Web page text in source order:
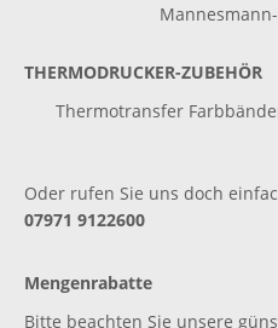
THERMODRUCKER-ZUBEHÖR
Thermotransfer
Oder rufen Sie uns doch
07971 9122600
Mengenrabatte
Bitte beachten Sie unsere